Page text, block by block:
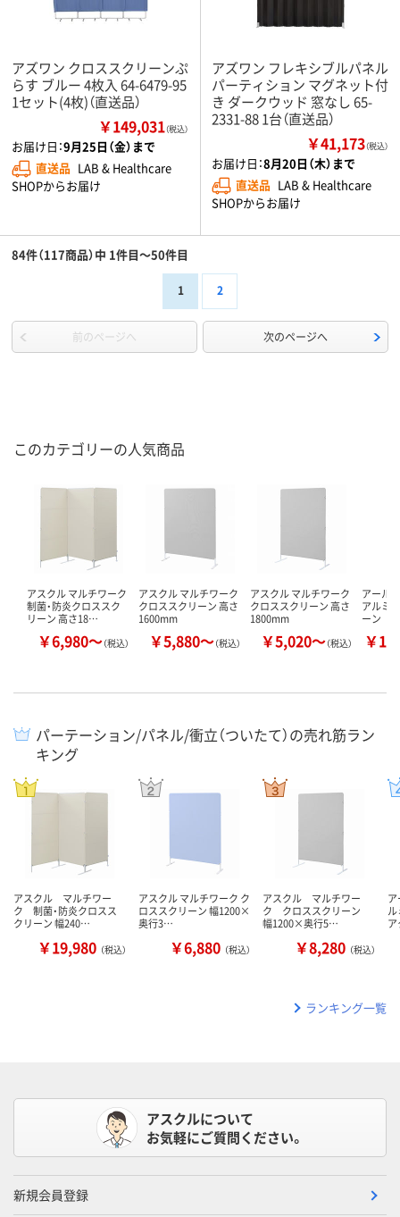
アズワン クロススクリーンぷ
らす ブルー 4枚入 64-6479-95
1セット(4枚)（直送品）
￥149,031（税込）
お届け日：9月25日（金）まで
直送品 LAB & Healthcare
SHOPからお届け
アズワン フレキシブルパネル
パーティション マグネット付
き ダークウッド 窓なし 65-
2331-88 1台（直送品）
￥41,173（税込）
お届け日：8月20日（木）まで
直送品 LAB & Healthcare
SHOPからお届け
84件（117商品）中 1件目～50件目
1 2
前のページへ 次のページへ
このカテゴリーの人気商品
アスクル マルチワーク
制菌・防炎クロススク
リーン 高さ18…
￥6,980～（税込）
アスクル マルチワーク
クロススクリーン 高さ
1600mm
￥5,880～（税込）
アスクル マルチワーク
クロススクリーン 高さ
1800mm
￥5,020～（税込）
アール
アルミ
ーン
￥
パーテーション/パネル/衝立（ついたて）の売れ筋ラン
キング
アスクル マルチワー
ク 制菌・防炎クロスス
クリーン 幅240…
￥19,980 （税込）
アスクル マルチワーク ク
ロススクリーン 幅1200×
奥行3…
￥6,880 （税込）
アスクル マルチワー
ク クロススクリーン
幅1200×奥行5…
￥8,280 （税込）
ア
ランキング一覧
アスクルについて
お気軽にご質問ください。
新規会員登録